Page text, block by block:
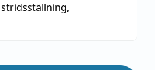
stridsställning,